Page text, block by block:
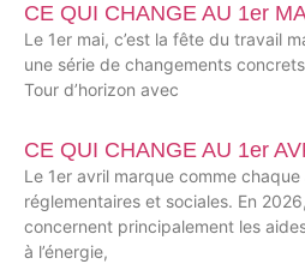
CE QUI CHANGE AU 1er
Le 1er mai, c’est la fête du travail
une série de changements
Tour d’horizon avec
CE QUI CHANGE AU 1er
Le 1er avril marque comme
réglementaires et sociales. En
concernent principalement les
à l’énergie,